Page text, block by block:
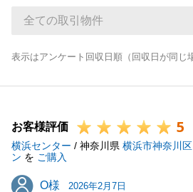
表示はアンケート回収日順（回収日が同じ
お客様評価 5
横浜センター / 神奈川県 横浜市神奈川区
ン を ご購入
O様
O様 2026年2月7日